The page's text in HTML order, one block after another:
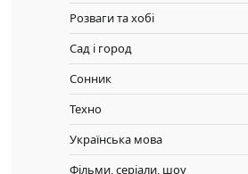
Розваги та хобі
Сад і город
Сонник
Техно
Українська мова
Фільми, серіали, шоу